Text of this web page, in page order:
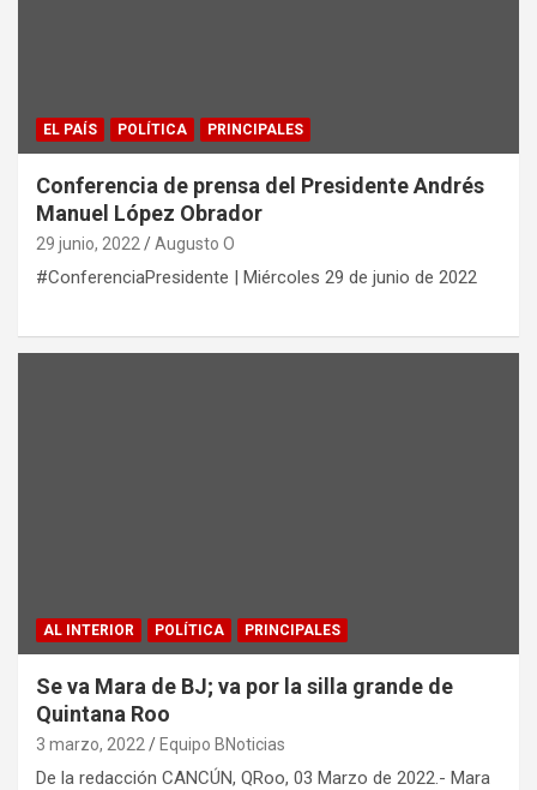
EL PAÍS POLÍTICA PRINCIPALES
Conferencia de prensa del Presidente Andrés
Manuel López Obrador
29 junio, 2022 Augusto O
#ConferenciaPresidente | Miércoles 29 de junio de 2022
AL INTERIOR POLÍTICA PRINCIPALES
Se va Mara de BJ; va por la silla grande de
Quintana Roo
3 marzo, 2022 Equipo BNoticias
De la redacción CANCÚN, QRoo, 03 Marzo de 2022.- Mara